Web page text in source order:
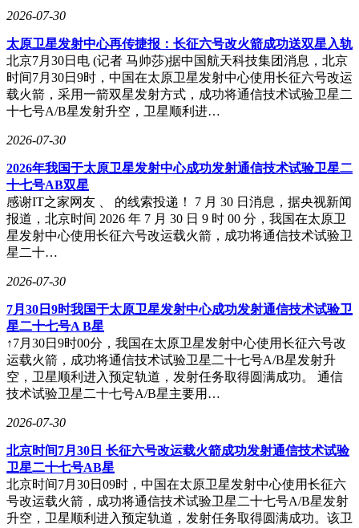
2026-07-30
太原卫星发射中心再传捷报：长征六号改火箭成功送双星入轨
北京7月30日电 (记者 马帅莎)据中国航天科技集团消息，北京
时间7月30日9时，中国在太原卫星发射中心使用长征六号改运
载火箭，采用一箭双星发射方式，成功将通信技术试验卫星二
十七号A/B星发射升空，卫星顺利进…
2026-07-30
2026年我国于太原卫星发射中心成功发射通信技术试验卫星二
十七号AB双星
感谢IT之家网友 、 的线索投递！ 7 月 30 日消息，据央视新闻
报道，北京时间 2026 年 7 月 30 日 9 时 00 分，我国在太原卫
星发射中心使用长征六号改运载火箭，成功将通信技术试验卫
星二十…
2026-07-30
7月30日9时我国于太原卫星发射中心成功发射通信技术试验卫
星二十七号A B星
↑7月30日9时00分，我国在太原卫星发射中心使用长征六号改
运载火箭，成功将通信技术试验卫星二十七号A/B星发射升
空，卫星顺利进入预定轨道，发射任务取得圆满成功。 通信
技术试验卫星二十七号A/B星主要用…
2026-07-30
北京时间7月30日 长征六号改运载火箭成功发射通信技术试验
卫星二十七号AB星
北京时间7月30日09时，中国在太原卫星发射中心使用长征六
号改运载火箭，成功将通信技术试验卫星二十七号A/B星发射
升空，卫星顺利进入预定轨道，发射任务取得圆满成功。该卫